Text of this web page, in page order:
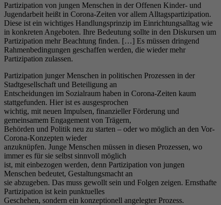
Partizipation von jungen Menschen in der Offenen Kinder- und
Jugendarbeit heißt in Corona-Zeiten vor allem Alltagspartizipation.
Diese ist ein wichtiges Handlungsprinzip im Einrichtungsalltag wie
in konkreten Angeboten. Ihre Bedeutung sollte in den Diskursen um
Partizipation mehr Beachtung finden. […] Es müssen dringend
Rahmenbedingungen geschaffen werden, die wieder mehr
Partizipation zulassen.
Partizipation junger Menschen in politischen Prozessen in der
Stadtgesellschaft und Beteiligung an
Entscheidungen im Sozialraum haben in Corona-Zeiten kaum
stattgefunden. Hier ist es ausgesprochen
wichtig, mit neuen Impulsen, finanzieller Förderung und
gemeinsamem Engagement von Trägern,
Behörden und Politik neu zu starten – oder wo möglich an den Vor-
Corona-Konzepten wieder
anzuknüpfen. Junge Menschen müssen in diesen Prozessen, wo
immer es für sie selbst sinnvoll möglich
ist, mit einbezogen werden, denn Partizipation von jungen
Menschen bedeutet, Gestaltungsmacht an
sie abzugeben. Das muss gewollt sein und Folgen zeigen. Ernsthafte
Partizipation ist kein punktuelles
Geschehen, sondern ein konzeptionell angelegter Prozess.